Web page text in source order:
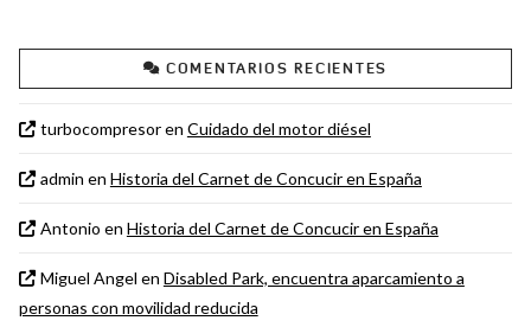
COMENTARIOS RECIENTES
turbocompresoren Cuidado del motor diésel
admin en Historia del Carnet de Concucir en España
Antonio en Historia del Carnet de Concucir en España
Miguel Angel en Disabled Park, encuentra aparcamiento a
personas con movilidad reducida